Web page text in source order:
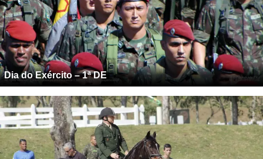
Dia do Exército – 1ª DE